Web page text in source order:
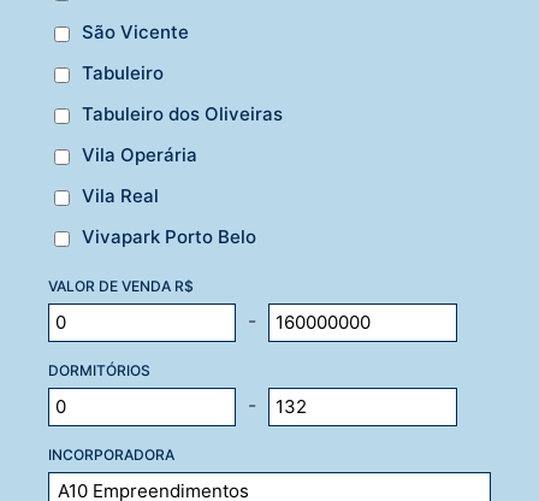
São Vicente
Tabuleiro
Tabuleiro dos Oliveiras
Vila Operária
Vila Real
Vivapark Porto Belo
VALOR DE VENDA R$
-
DORMITÓRIOS
-
INCORPORADORA